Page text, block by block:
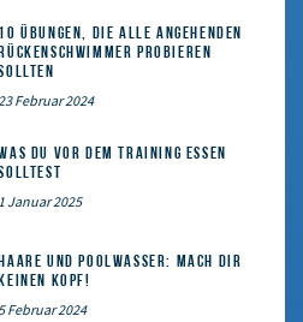
10 Übungen, die alle angehenden
probieren
Februar 2024
du vor dem Training essen
1 Januar 2025
und Poolwasser: Mach dir
Kopf!
Februar 2024